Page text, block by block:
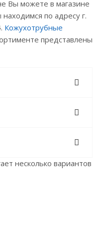
Вы можете в магазине
по адресу г.
Кожухотрубные
представлены
несколько вариантов